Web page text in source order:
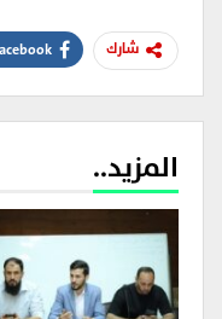
شارك Facebook
المزيد..